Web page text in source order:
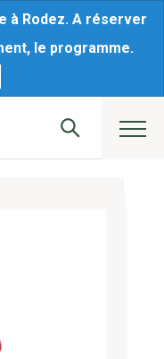
à Rodez. A réserver
le programme.